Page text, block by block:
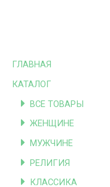
ГЛАВНАЯ
КАТАЛОГ
ВСЕ ТОВАРЫ
ЖЕНЩИНЕ
МУЖЧИНЕ
РЕЛИГИЯ
КЛАССИКА